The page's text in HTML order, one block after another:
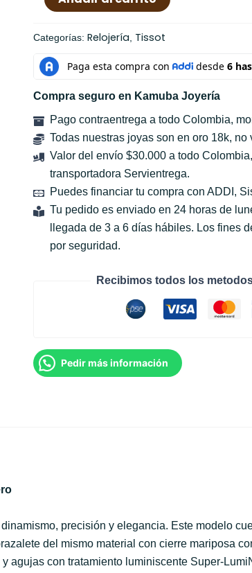
Categorías: Relojería Tissot
Compra seguro en Kamuba Joyería
Pago contraentrega a todo Colombia,
Todas nuestras joyas son en oro 18k,
Valor del envío $30.000 a todo
transportadora Servientrega.
Puedes financiar tu compra con ADDI,
Tu pedido es enviado en 24 horas de
llegada de 3 a 6 días hábiles. Los fines
por seguridad.
Recibimos todos los
Pedir más información
precisión y elegancia. Este modelo
del mismo material con cierre mariposa
agujas con tratamiento luminiscente Super-